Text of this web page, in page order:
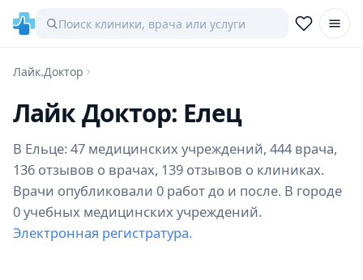
Лайк.Доктор
Лайк Доктор: Елец
В Ельце: 47 медицинских учреждений, 444 врача,
136 отзывов о врачах, 139 отзывов о клиниках.
Врачи опубликовали 0 работ до и после. В городе
0 учебных медицинских учреждений.
Электронная регистратура.